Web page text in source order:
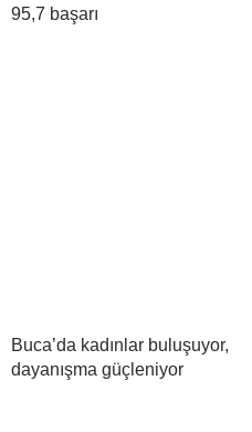
95,7 başarı
Buca’da kadınlar buluşuyor,
dayanışma güçleniyor